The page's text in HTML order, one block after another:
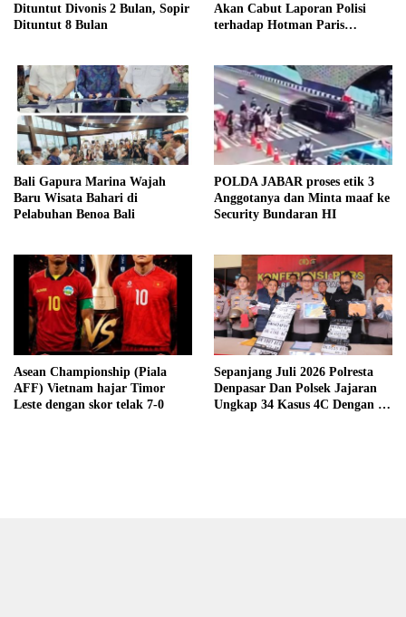
Dituntut Divonis 2 Bulan, Sopir
Dituntut 8 Bulan
Akan Cabut Laporan Polisi
terhadap Hotman Paris
Bali Gapura Marina Wajah
Baru Wisata Bahari di
Pelabuhan Benoa Bali
POLDA JABAR proses etik 3
Anggotanya dan Minta maaf ke
Security Bundaran HI
Asean Championship (Piala
AFF) Vietnam hajar Timor
Leste dengan skor telak 7-0
Sepanjang Juli 2026 Polresta
Denpasar Dan Polsek Jajaran
Ungkap 34 Kasus 4C Dengan 42